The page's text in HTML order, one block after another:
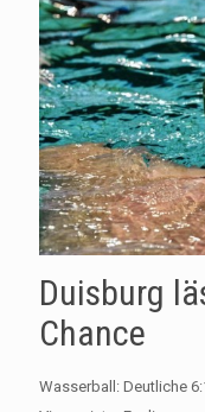
Duisburg
Chance
Wasserball: Deutliche